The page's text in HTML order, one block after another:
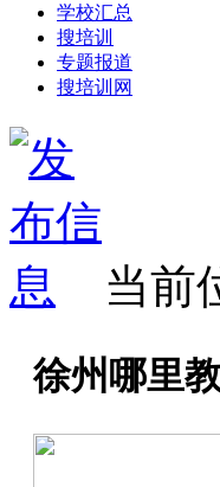
学校汇总
搜培训
专题报道
搜培训网
当前
徐州哪里